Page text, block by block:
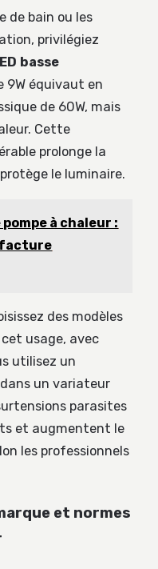
de bain ou les
privilégiez
basse
9W équivaut en
de 60W, mais
Cette
prolonge la
le luminaire.
à chaleur :
facture
des modèles
usage, avec
utilisez un
un variateur
parasites
et augmentent le
les professionnels
et normes